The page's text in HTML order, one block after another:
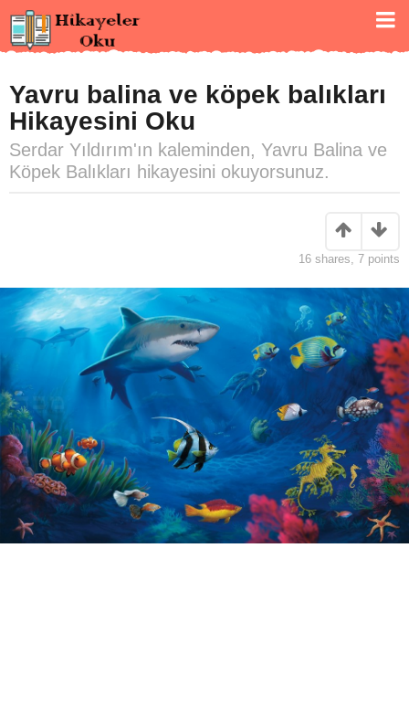
Yavru balina ve köpek balıkları
Hikayesini Oku
Serdar Yıldırım'ın kaleminden, Yavru Balina ve
Köpek Balıkları hikayesini okuyorsunuz.
16 shares, 7 points